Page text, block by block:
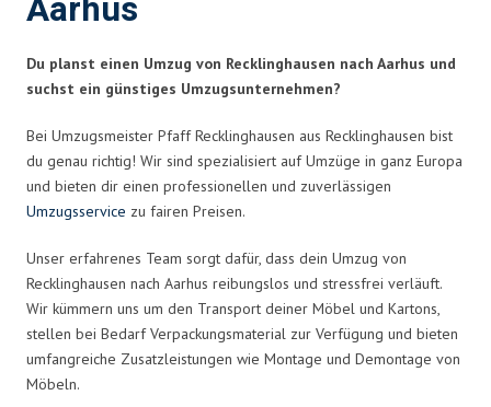
Aarhus
Du planst einen Umzug von Recklinghausen nach Aarhus und
suchst ein günstiges Umzugsunternehmen?
Bei Umzugsmeister Pfaff Recklinghausen aus Recklinghausen bist
du genau richtig! Wir sind spezialisiert auf Umzüge in ganz Europa
und bieten dir einen professionellen und zuverlässigen
Umzugsservice zu fairen Preisen.
Unser erfahrenes Team sorgt dafür, dass dein Umzug von
Recklinghausen nach Aarhus reibungslos und stressfrei verläuft.
Wir kümmern uns um den Transport deiner Möbel und Kartons,
stellen bei Bedarf Verpackungsmaterial zur Verfügung und bieten
umfangreiche Zusatzleistungen wie Montage und Demontage von
Möbeln.